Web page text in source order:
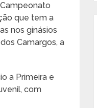
que tem a
nos ginásios
Camargos, a
a Primeira e
com